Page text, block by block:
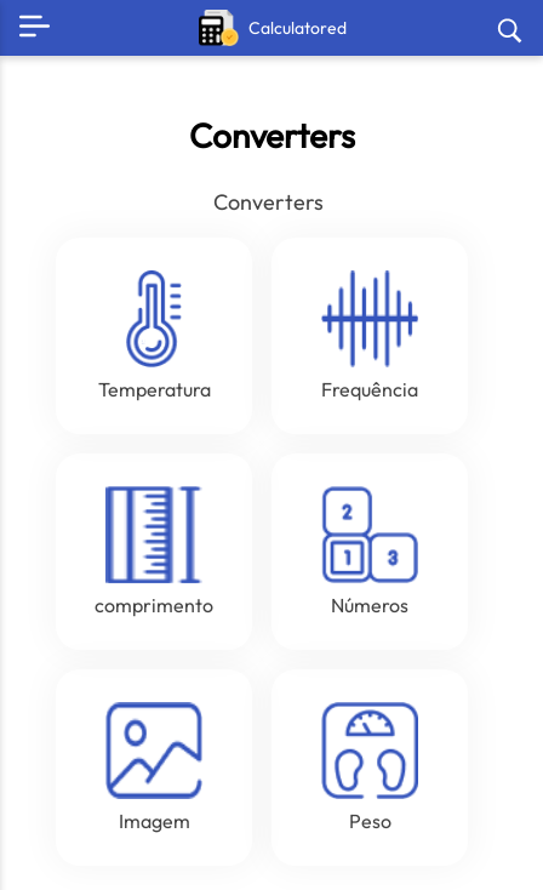
Calculatored
Converters
Converters
Temperatura Frequência
comprimento Números
Imagem Peso